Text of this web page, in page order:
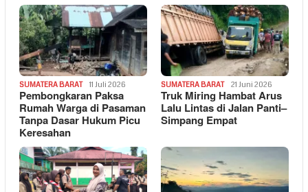
SUMATERA BARAT 11 Juli 2026
Pembongkaran Paksa
Rumah Warga di Pasaman
Tanpa Dasar Hukum Picu
Keresahan
SUMATERA BARAT 21 Juni 2026
Truk Miring Hambat Arus
Lalu Lintas di Jalan Panti–
Simpang Empat